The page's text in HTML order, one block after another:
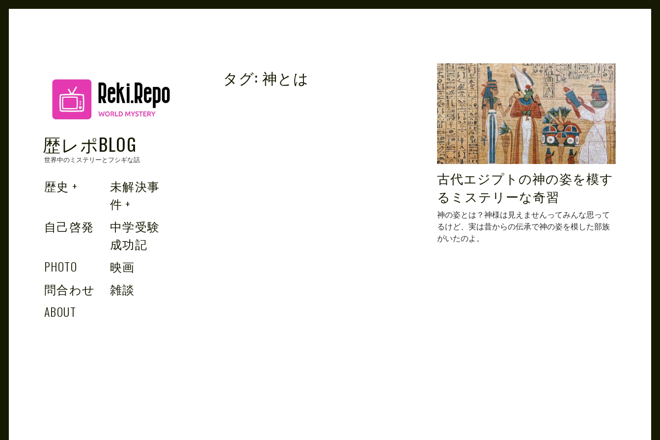
歴レポBLOG
世界中のミステリーとフシギな話
歴史
未解決事
件
自己啓発
中学受験
成功記
PHOTO
映画
問合わせ
雑談
ABOUT
タグ: 神とは
古代エジプトの神の姿を模す
るミステリーな奇習
神の姿とは？神様は見えませんってみんな思って
るけど、実は昔からの伝承で神の姿を模した部族
がいたのよ。